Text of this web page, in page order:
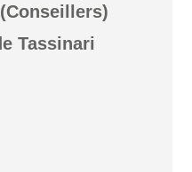
Tassinari